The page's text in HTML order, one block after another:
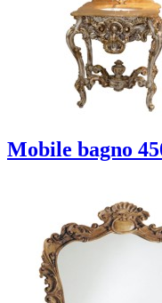
Mobile bagno